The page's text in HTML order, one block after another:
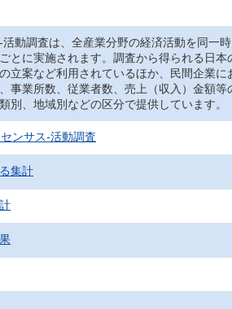
活動調査は、全産業分野の経済活動を同一
とに実施されます。調査から得られる日
立案など利用されているほか、民間企業
事業所数、従業者数、売上（収入）金額
別、地域別などの区分で提供しています。
ンサス‐活動調査
集計